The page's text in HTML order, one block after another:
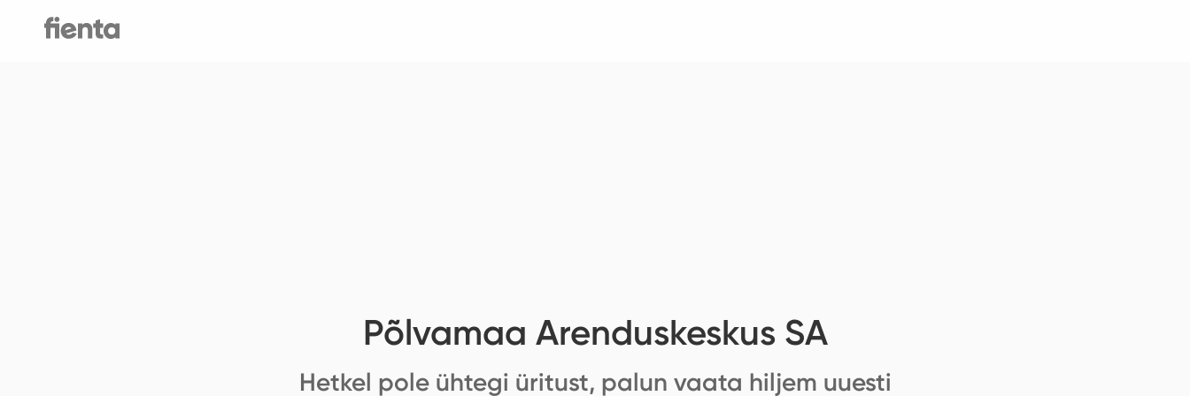
Põlvamaa Arenduskeskus SA
Hetkel pole ühtegi üritust, palun vaata hiljem uuesti